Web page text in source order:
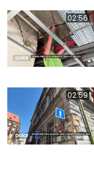
02:56
02:59